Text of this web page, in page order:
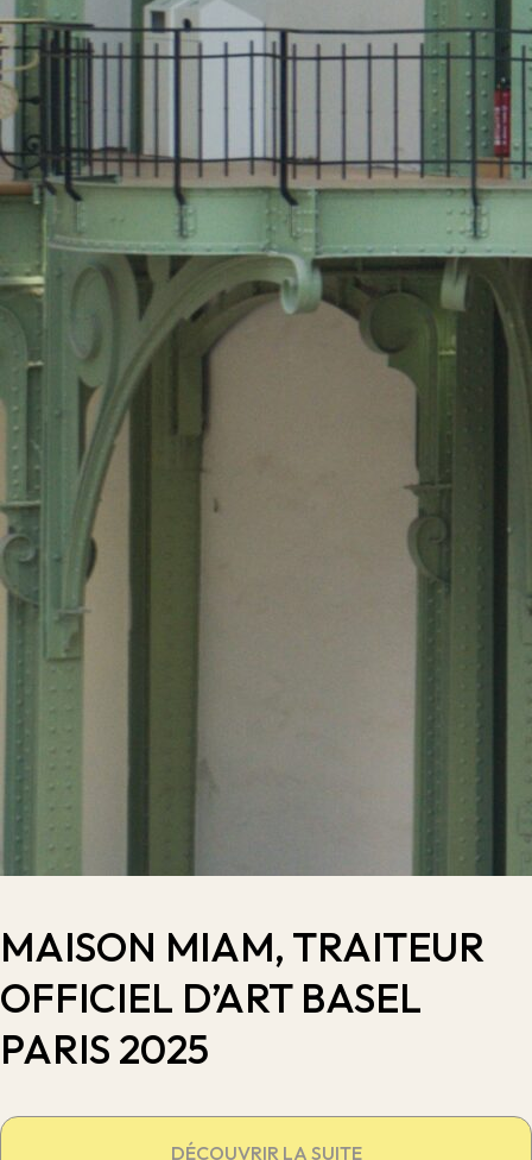
MAISON MIAM, TRAITEUR
OFFICIEL D’ART BASEL
PARIS 2025
DÉCOUVRIR LA SUITE